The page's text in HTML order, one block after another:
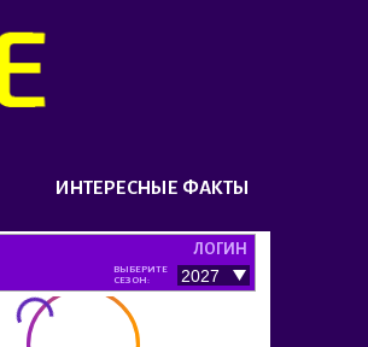
ИНТЕРЕСНЫЕ ФАКТЫ
ЛОГИН
ВЫБЕРИТЕ
СЕЗОН: